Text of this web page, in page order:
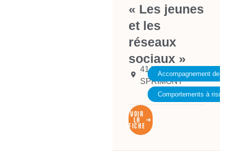
« Les jeunes
et les
réseaux
sociaux »
4140
SPRIMONT
Accompagnement de
Comportements à
VOIR
LA
FICHE